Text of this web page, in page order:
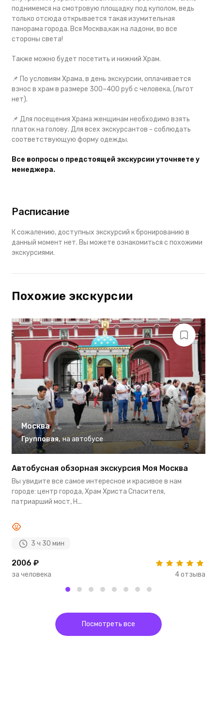
поднимемся на смотровую площадку под куполом, ведь
только отсюда открывается такая изумительная
панорама города. Вся Москва,как на ладони, во все
стороны света!
Также можно будет посетить и нижний Храм.
📌 По условиям Храма,в день экскурсии,оплачивается
взнос в храм в размере 300–400 руб с человека, (льгот
нет).
📌 Для посещения Храма женщинам необходимо взять
платок на голову. Для всех экскурсантов - соблюдать
соответствующую форму одежды.
Все вопросы о предстоящей экскурсии уточняете у
менеджера.
Расписание
К сожалению, доступных экскурсий к бронированию в
данный момент нет. Вы можете ознакомиться с похожими
экскурсиями.
Похожие экскурсии
Москва
Групповая, на автобусе
Автобусная обзорная экскурсия Моя Москва
Вы увидите все самое интересное и красивое в нам
городе: центр города, Храм Христа Спасителя,
патриарший мост, Н...
3 ч 30 мин
2006 ₽
за человека 4 отзыва
Посмотреть все